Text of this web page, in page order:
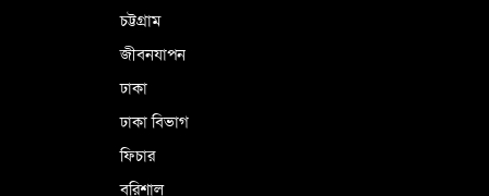
চট্টগ্রাম
জীবনযাপন
ঢাকা
ঢাকা বিভাগ
ফিচার
বরিশাল